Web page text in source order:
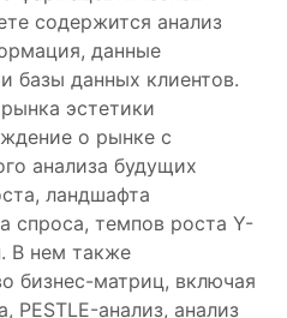
содержится анализ
данные
базы данных клиентов.
эстетики
о рынке с
анализа будущих
ландшафта
спроса, темпов роста Y-
В нем также
бизнес-матриц, включая
PESTLE-анализ, анализ